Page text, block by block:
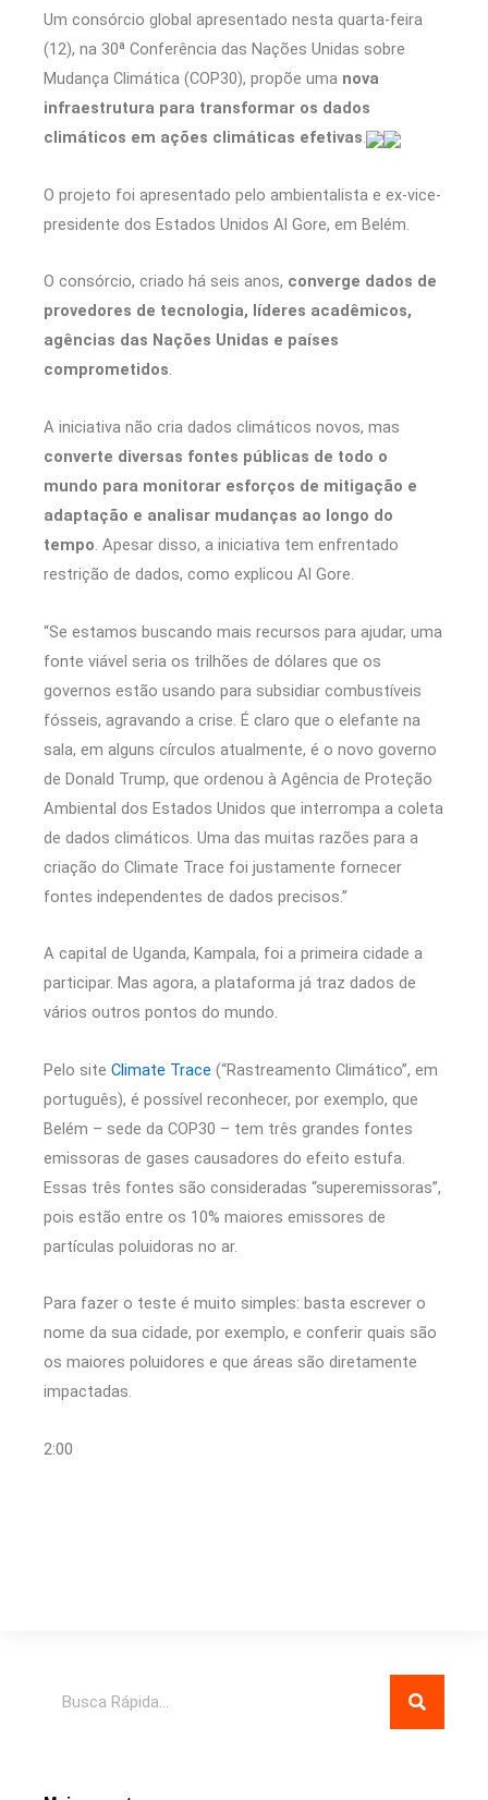
Um consórcio global apresentado nesta quarta-feira
(12), na 30ª Conferência das Nações Unidas sobre
Mudança Climática (COP30), propõe uma nova
infraestrutura para transformar os dados
climáticos em ações climáticas efetivas.
O projeto foi apresentado pelo ambientalista e ex-vice-
presidente dos Estados Unidos Al Gore, em Belém.
O consórcio, criado há seis anos, converge dados de
provedores de tecnologia, líderes acadêmicos,
agências das Nações Unidas e países
comprometidos.
A iniciativa não cria dados climáticos novos, mas
converte diversas fontes públicas de todo o
mundo para monitorar esforços de mitigação e
adaptação e analisar mudanças ao longo do
tempo. Apesar disso, a iniciativa tem enfrentado
restrição de dados, como explicou Al Gore.
“Se estamos buscando mais recursos para ajudar, uma
fonte viável seria os trilhões de dólares que os
governos estão usando para subsidiar combustíveis
fósseis, agravando a crise. É claro que o elefante na
sala, em alguns círculos atualmente, é o novo governo
de Donald Trump, que ordenou à Agência de Proteção
Ambiental dos Estados Unidos que interrompa a coleta
de dados climáticos. Uma das muitas razões para a
criação do Climate Trace foi justamente fornecer
fontes independentes de dados precisos.”
A capital de Uganda, Kampala, foi a primeira cidade a
participar. Mas agora, a plataforma já traz dados de
vários outros pontos do mundo.
Pelo site Climate Trace (“Rastreamento Climático”, em
português), é possível reconhecer, por exemplo, que
Belém – sede da COP30 – tem três grandes fontes
emissoras de gases causadores do efeito estufa.
Essas três fontes são consideradas “superemissoras”,
pois estão entre os 10% maiores emissores de
partículas poluidoras no ar.
Para fazer o teste é muito simples: basta escrever o
nome da sua cidade, por exemplo, e conferir quais são
os maiores poluidores e que áreas são diretamente
impactadas.
2:00